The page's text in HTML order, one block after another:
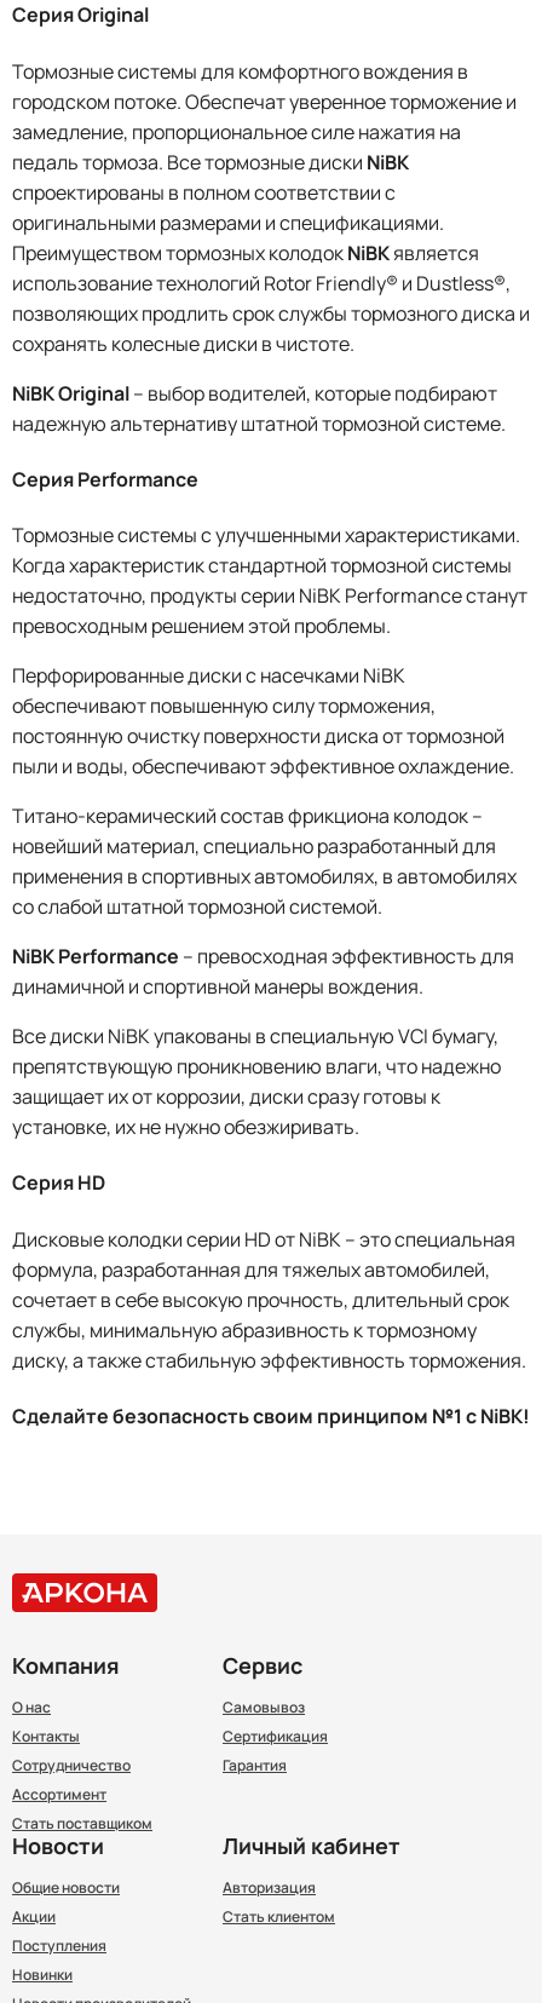
Серия Original
Тормозные системы для комфортного вождения в
городском потоке. Обеспечат уверенное торможение и
замедление, пропорциональное силе нажатия на
педаль тормоза. Все тормозные диски NiBK
спроектированы в полном соответствии с
оригинальными размерами и спецификациями.
Преимуществом тормозных колодокNiBKявляется
использование технологий Rotor Friendly® и Dustless®,
позволяющих продлить срок службы тормозного диска и
сохранять колесные диски в чистоте.
NiBK Original– выбор водителей, которые подбирают
надежную альтернативу штатной тормозной системе.
Серия Performance
Тормозные системы с улучшенными характеристиками.
Когда характеристик стандартной тормозной системы
недостаточно, продукты серии NiBK Performance станут
превосходным решением этой проблемы.
Перфорированные диски с насечками NiBK
обеспечивают повышенную силу торможения,
постоянную очистку поверхности диска от тормозной
пыли и воды, обеспечивают эффективное охлаждение.
Титано-керамический состав фрикциона колодок –
новейший материал, специально разработанный для
применения в спортивных автомобилях, в автомобилях
со слабой штатной тормозной системой.
NiBK Performance – превосходная эффективность для
динамичной и спортивной манеры вождения.
Все диски NiBK упакованы в специальную VCI бумагу,
препятствующую проникновению влаги, что надежно
защищает их от коррозии, диски сразу готовы к
установке, их не нужно обезжиривать.
Серия HD
Дисковые колодки серии HD от NiBK – это специальная
формула, разработанная для тяжелых автомобилей,
сочетает в себе высокую прочность, длительный срок
службы, минимальную абразивность к тормозному
диску, а также стабильную эффективность торможения.
Сделайте безопасность своим принципом №1 с NiBK!
Компания
О нас
Контакты
Сотрудничество
Ассортимент
Стать поставщиком
Сервис
Самовывоз
Сертификация
Гарантия
Новости
Общие новости
Акции
Поступления
Новинки
Личный кабинет
Авторизация
Стать клиентом